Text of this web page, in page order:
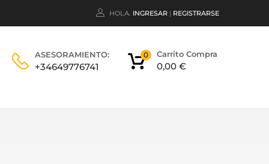
HOLA. INGRESAR | REGISTRARSE
ASESORAMIENTO:
+34649776741
Carrito Compra
0,00 €
0